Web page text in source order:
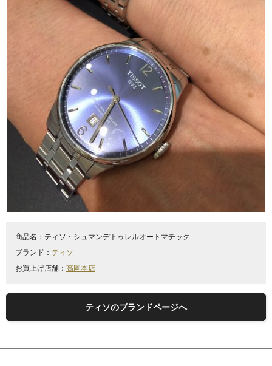
商品名： ティソ・シュマンデトゥレルオートマチック
ブランド： ティソ
お買上げ店舗： 高岡本店
ティソのブランドページへ